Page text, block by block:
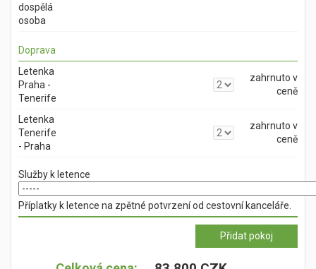
dospělá
osoba
Doprava
Letenka
Praha -
Tenerife
zahrnuto v
ceně
Letenka
Tenerife
- Praha
zahrnuto v
ceně
Služby k letence
Příplatky k letence na zpětné potvrzení od cestovní kanceláře.